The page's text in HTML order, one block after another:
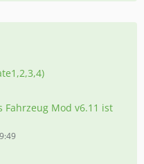
Fahrzeug Mod v6.11 ist